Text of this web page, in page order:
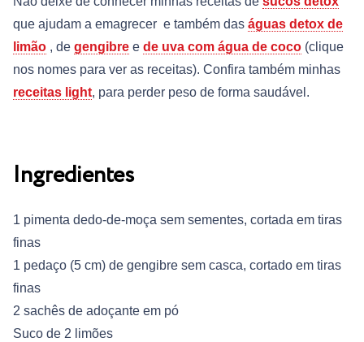
que ajudam a emagrecer e também das águas detox de
limão , de gengibre e de uva com água de coco (clique
nos nomes para ver as receitas). Confira também minhas
receitas light, para perder peso de forma saudável.
Ingredientes
1 pimenta dedo-de-moça sem sementes, cortada em tiras
finas
1 pedaço (5 cm) de gengibre sem casca, cortado em tiras
finas
2 sachês de adoçante em pó
Suco de 2 limões